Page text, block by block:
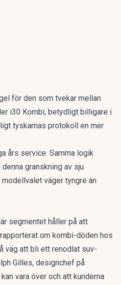
för den som tvekar mellan
i30 Kombi, betydligt billigare i
tyskarnas protokoll en mer
års service. Samma logik
granskning av sju
väger tyngre än
segmentet håller på att
om kombi-döden hos
väg att bli ett renodlat suv-
Gilles, designchef på
vara över och att kunderna